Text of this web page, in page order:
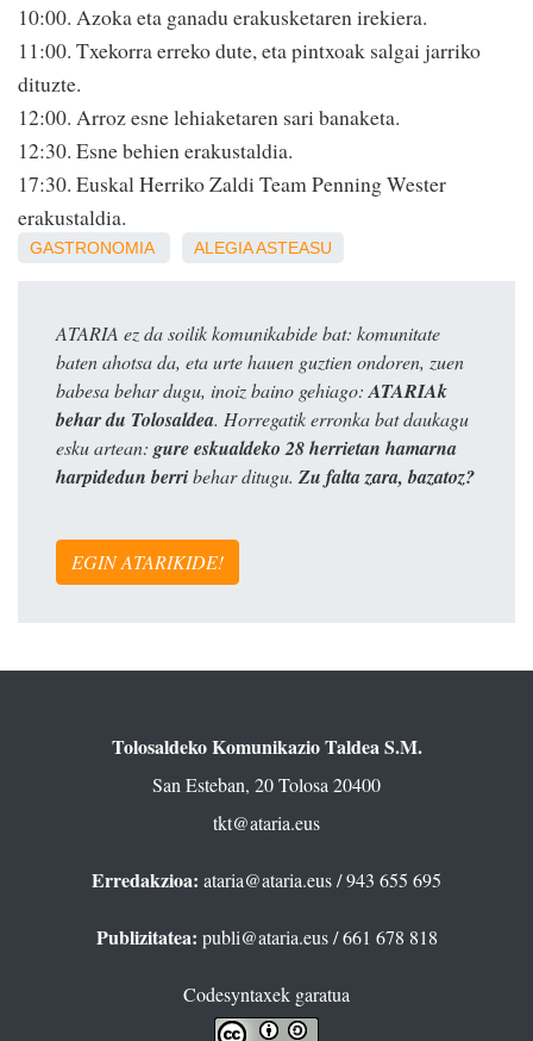
10:00. Azoka eta ganadu erakusketaren irekiera.
11:00. Txekorra erreko dute, eta pintxoak salgai jarriko
dituzte.
12:00. Arroz esne lehiaketaren sari banaketa.
12:30. Esne behien erakustaldia.
17:30. Euskal Herriko Zaldi Team Penning Wester
erakustaldia.
GASTRONOMIA ALEGIAASTEASU
ATARIA ez da soilik komunikabide bat: komunitate
baten ahotsa da, eta urte hauen guztien ondoren, zuen
babesa behar dugu, inoiz baino gehiago: ATARIAk
behar du Tolosaldea. Horregatik erronka bat daukagu
esku artean: gure eskualdeko 28 herrietan hamarna
harpidedun berribehar ditugu. Zu falta zara, bazatoz?
EGIN ATARIKIDE!
Tolosaldeko Komunikazio Taldea S.M.
San Esteban, 20 Tolosa 20400
tkt@ataria.eus
Erredakzioa: ataria@ataria.eus/ 943 655 695
Publizitatea: publi@ataria.eus/ 661 678 818
Codesyntaxek garatua